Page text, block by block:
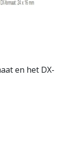
en het DX-